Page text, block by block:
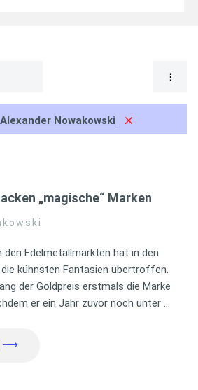
Alexander Nowakowski
„magische“ Marken
den Edelmetallmärkten hat in den
kühnsten Fantasien übertroffen.
der Goldpreis erstmals die Marke
er ein Jahr zuvor noch unter …
⟶